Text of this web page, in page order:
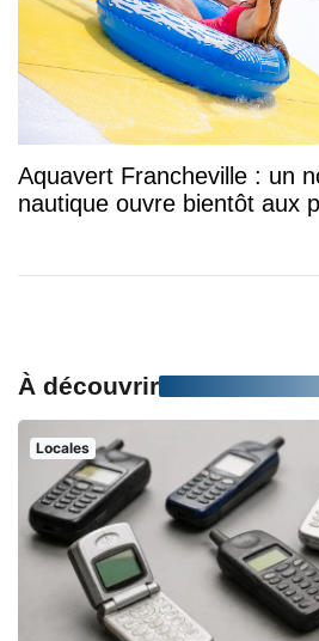
Aquavert Francheville : un
nautique ouvre bientôt aux
À découvrir
Locales